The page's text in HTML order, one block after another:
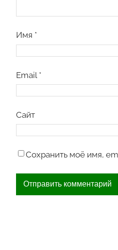
Имя *
Email *
Сайт
Сохранить моё имя,